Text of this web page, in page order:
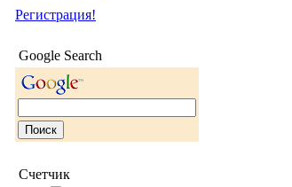
Регистрация!
Google Search
Счетчик